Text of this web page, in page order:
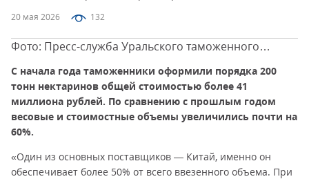
20 мая 2026 132
Фото: Пресс-служба Уральского таможенного
С начала года таможенники оформили порядка 200
тонн нектаринов общей стоимостью более 41
миллиона рублей. По сравнению с прошлым годом
весовые и стоимостные объемы увеличились почти на
60%.
«Один из основных поставщиков — Китай, именно он
обеспечивает более 50% от всего ввезенного объема. При